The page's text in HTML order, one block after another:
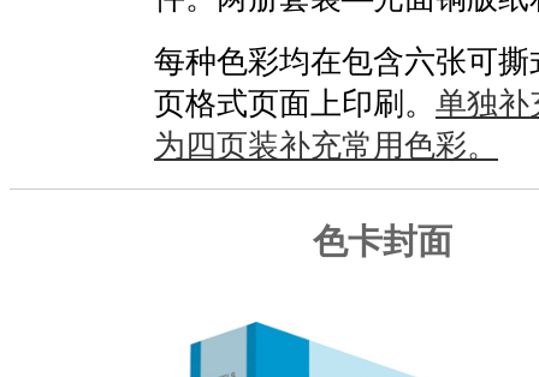
每种色彩均在包含六张可
页格式页面上印刷。 单独补
为四页装补充常用色彩。
色卡封面